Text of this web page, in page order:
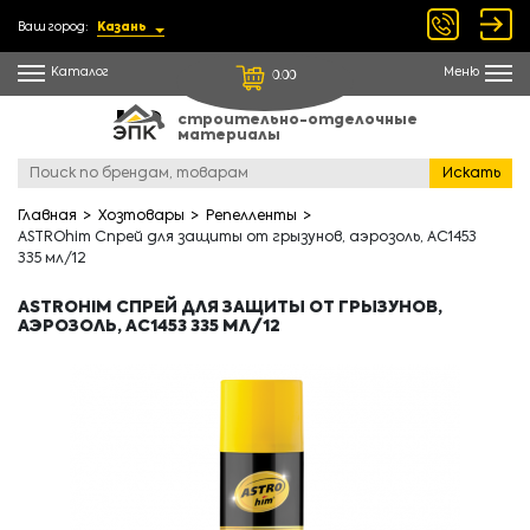
Ваш город: Казань
Каталог 0.00 Меню
строительно-отделочные
материалы
Искать
Главная Хозтовары
Репелленты
ASTROhim Спрей для защиты от грызунов, аэрозоль, AC1453
335 мл/12
ASTROHIM СПРЕЙ ДЛЯ ЗАЩИТЫ ОТ ГРЫЗУНОВ,
АЭРОЗОЛЬ, AC1453 335 МЛ/12